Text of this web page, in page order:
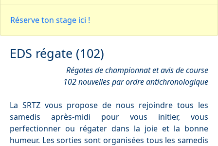
Réserve ton stage ici !
EDS régate (102)
Régates de championnat et avis de course
102 nouvelles par ordre antichronologique
La SRTZ vous propose de nous rejoindre tous les
samedis après-midi pour vous initier, vous
perfectionner ou régater dans la joie et la bonne
humeur. Les sorties sont organisées tous les samedis